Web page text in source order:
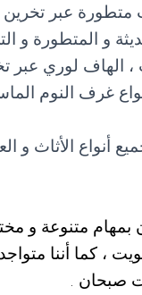
متطورة عبر
و المتطورة و
، الهاف لوري
غرف النوم
أنواع الأثاث و
متنوعة و
، كما أننا
صبحان .